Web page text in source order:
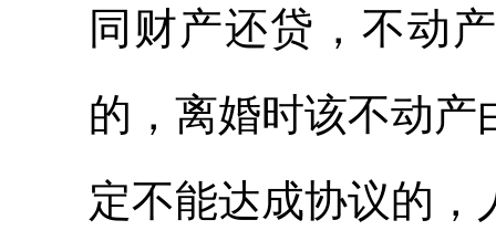
同财产还贷，不动
的，离婚时该不动
定不能达成协议的